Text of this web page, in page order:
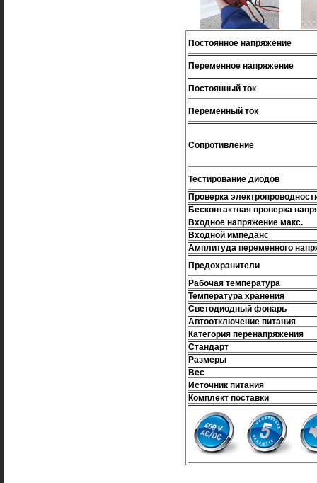
Постоянное напряжение
Переменное напряжение
Постоянный ток
Переменный ток
Сопротивление
Тестирование диодов
Проверка
Бесконтактная проверка
Входное напряжение макс.
Входной импеданс
Амплитуда переменного
Предохранители
Рабочая температура
Температура хранения
Светодиодный фонарь
Автоотключение питания
Категория перенапряжения
Стандарт
Размеры
Вес
Источник питания
Комплект поставки